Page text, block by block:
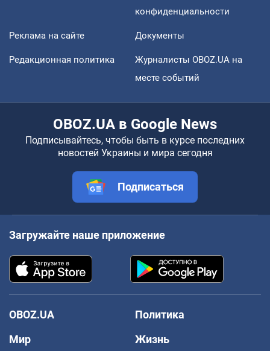
конфиденциальности
Реклама на сайте Документы
Редакционная политика
Журналисты OBOZ.UA на
месте событий
OBOZ.UA в Google News
Подписывайтесь, чтобы быть в курсе последних
новостей Украины и мира сегодня
Подписаться
Загружайте наше приложение
OBOZ.UA
Политика
Мир
Жизнь